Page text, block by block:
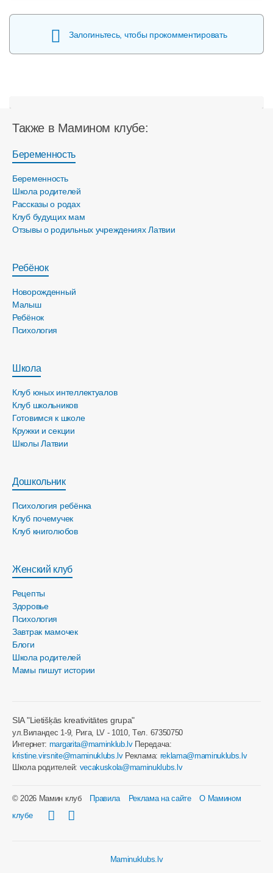
Залогиньтесь, чтобы прокомментировать
Также в Мамином клубе:
Беременность
Беременность
Школа родителей
Рассказы о родах
Клуб будущих мам
Отзывы о родильных учреждениях Латвии
Ребёнок
Новорожденный
Малыш
Ребёнок
Психология
Школа
Клуб юных интеллектуалов
Клуб школьников
Готовимся к школе
Кружки и секции
Школы Латвии
Дошкольник
Психология ребёнка
Клуб почемучек
Клуб книголюбов
Женский клуб
Рецепты
Здоровье
Психология
Завтрак мамочек
Блоги
Школа родителей
Мамы пишут истории
SIA "Lietišķās kreativitātes grupa"
ул.Виландес 1-9, Рига, LV - 1010, Tел. 67350750
Интернет: margarita@maminklub.lvПередача:
kristine.virsnite@maminuklubs.lvРеклама: reklama@maminuklubs.lv
Школа родителей: vecakuskola@maminuklubs.lv
© 2026 Мамин клуб Правила Реклама на сайте
О Мамином
клубе
Maminuklubs.lv